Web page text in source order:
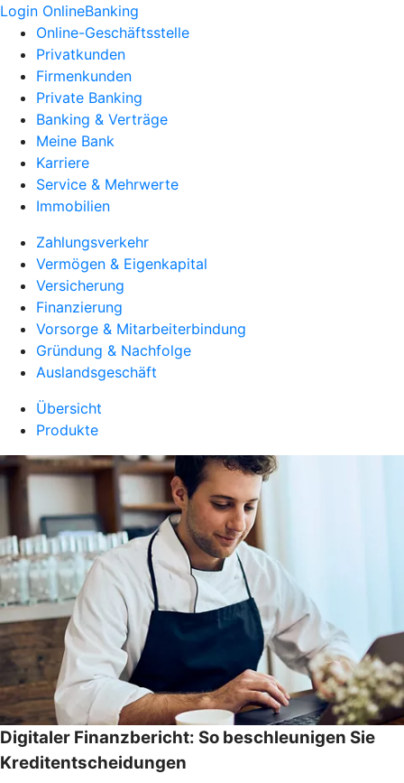
Login OnlineBanking
Online-Geschäftsstelle
Privatkunden
Firmenkunden
Private Banking
Banking & Verträge
Meine Bank
Karriere
Service & Mehrwerte
Immobilien
Zahlungsverkehr
Vermögen & Eigenkapital
Versicherung
Finanzierung
Vorsorge & Mitarbeiterbindung
Gründung & Nachfolge
Auslandsgeschäft
Übersicht
Produkte
Digitaler Finanzbericht: So beschleunigen Sie
Kreditentscheidungen